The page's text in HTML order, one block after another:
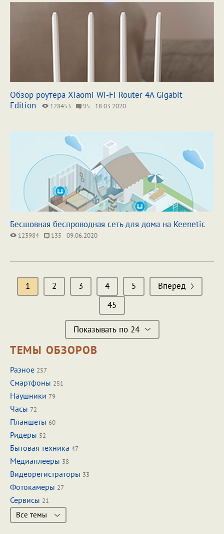
Обзор роутера Xiaomi Wi-Fi Router 4A Gigabit
Edition
128453 95 18.03.2020
Бесшовная беспроводная сеть для дома на Keenetic
123984 135 09.06.2020
1 2 3 4 5
Вперед
45
Показывать по 24
ТЕМЫ ОБЗОРОВ
Разное 257
Смартфоны 251
Наушники 79
Часы 72
Планшеты 60
Ридеры 52
Бытовая техника 47
Медиаплееры 38
Видеорегистраторы 33
Фотокамеры 27
Сервисы 21
Все темы